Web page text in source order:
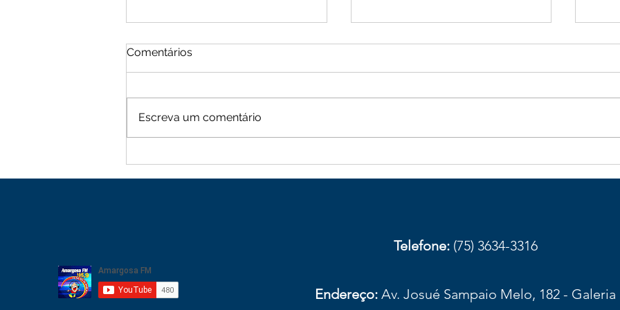
Comentários
Escreva um comentário
Telefone: (75) 3634-3316
Endereço: Av. Josué Sampaio Melo, 182 - Galeria